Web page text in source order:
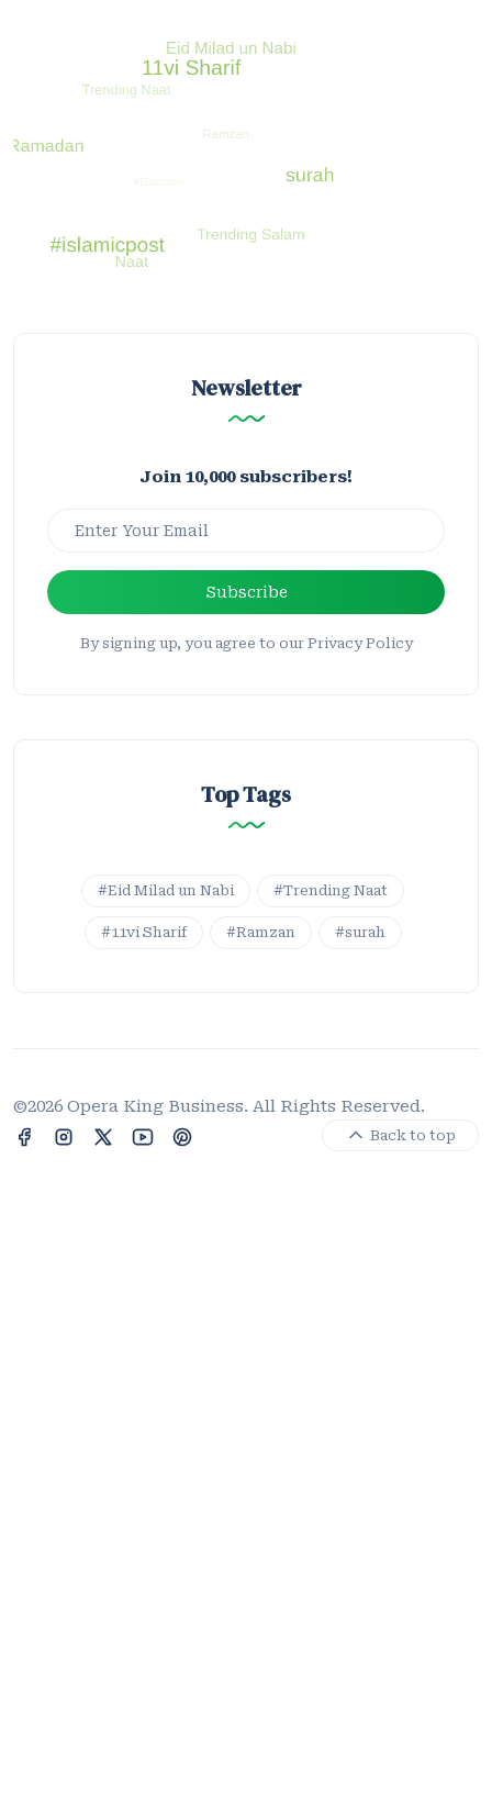
Newsletter
Join 10,000 subscribers!
Subscribe
By signing up, you agree to our Privacy Policy
Top Tags
#Eid Milad un Nabi #Trending Naat
#11vi Sharif #Ramzan #surah
©2026 Opera King Business. All Rights Reserved.
Back to top